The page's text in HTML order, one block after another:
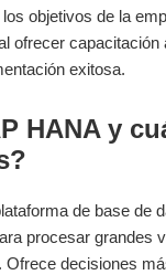
objetivos de la
ofrecer capacitación
exitosa.
HANA y
de base de
procesar grandes
Ofrece decisiones